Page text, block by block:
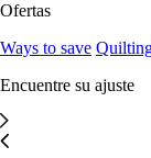
Ofertas
Ways to save
Encuentre su ajuste